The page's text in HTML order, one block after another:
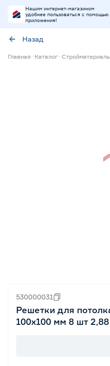
Нашим интернет-магазином
удобнее пользоваться с помощью
приложения!
Назад
Главная Каталог Стройматериалы
530000031
Решетки для
100х100 мм 8 шт